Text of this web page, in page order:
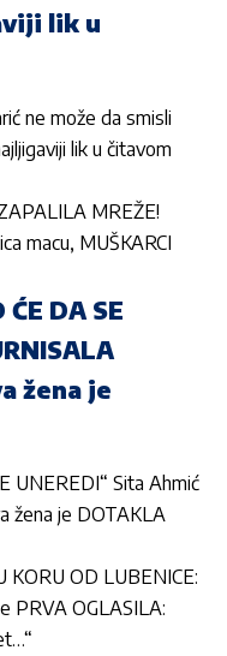
lik u
ne može da smisli
lik u čitavom
MREŽE!
macu, MUŠKARCI
DA SE
žena je
UNEREDI“ Sita Ahmić
žena je DOTAKLA
KORU OD LUBENICE:
PRVA OGLASILA: